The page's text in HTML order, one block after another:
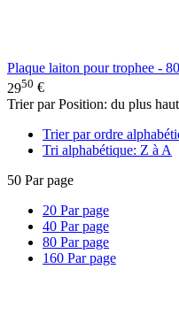
Plaque laiton pour trophee -
2950 €
Trier par Position: du plus
Trier par ordre
Tri alphabétique: Z à A
50 Par page
20 Par page
40 Par page
80 Par page
160 Par page